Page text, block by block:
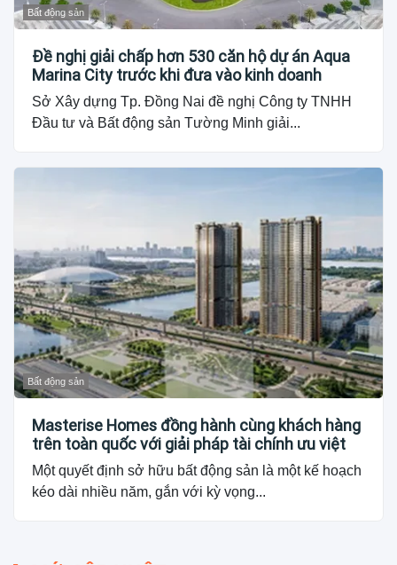
Bất động sản
Đề nghị giải chấp hơn 530 căn hộ dự án Aqua
Marina City trước khi đưa vào kinh doanh
Sở Xây dựng Tp. Đồng Nai đề nghị Công ty TNHH
Đầu tư và Bất động sản Tường Minh giải...
Bất động sản
Masterise Homes đồng hành cùng khách hàng
trên toàn quốc với giải pháp tài chính ưu việt
Một quyết định sở hữu bất động sản là một kế hoạch
kéo dài nhiều năm, gắn với kỳ vọng...